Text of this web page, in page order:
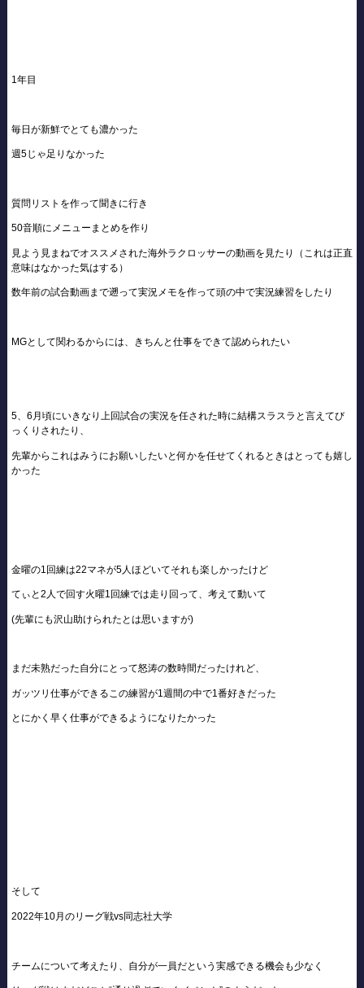
1年目
毎日が新鮮でとても濃かった
週5じゃ足りなかった
質問リストを作って聞きに行き
50音順にメニューまとめを作り
見よう見まねでオススメされた海外ラクロッサーの動画を見たり（これは正直
意味はなかった気はする）
数年前の試合動画まで遡って実況メモを作って頭の中で実況練習をしたり
MGとして関わるからには、きちんと仕事をできて認められたい
5、6月頃にいきなり上回試合の実況を任された時に結構スラスラと言えてび
っくりされたり、
先輩からこれはみうにお願いしたいと何かを任せてくれるときはとっても嬉し
かった
金曜の1回練は22マネが5人ほどいてそれも楽しかったけど
てぃと2人で回す火曜1回練では走り回って、考えて動いて
(先輩にも沢山助けられたとは思いますが)
まだ未熟だった自分にとって怒涛の数時間だったけれど、
ガッツリ仕事ができるこの練習が1週間の中で1番好きだった
とにかく早く仕事ができるようになりたかった
そして
2022年10月のリーグ戦vs同志社大学
チームについて考えたり、自分が一員だという実感できる機会も少なく